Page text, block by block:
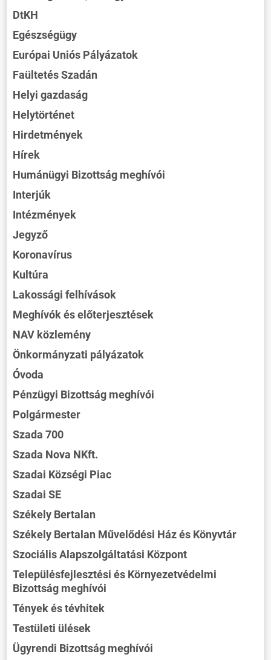
DtKH
Egészségügy
Európai Uniós Pályázatok
Faültetés Szadán
Helyi gazdaság
Helytörténet
Hirdetmények
Hírek
Humánügyi Bizottság meghívói
Interjúk
Intézmények
Jegyző
Koronavírus
Kultúra
Lakossági felhívások
Meghívók és előterjesztések
NAV közlemény
Önkormányzati pályázatok
Óvoda
Pénzügyi Bizottság meghívói
Polgármester
Szada 700
Szada Nova NKft.
Szadai Községi Piac
Szadai SE
Székely Bertalan
Székely Bertalan Művelődési Ház és Könyvtár
Szociális Alapszolgáltatási Központ
Településfejlesztési és Környezetvédelmi
Bizottság meghívói
Tények és tévhitek
Testületi ülések
Ügyrendi Bizottság meghívói